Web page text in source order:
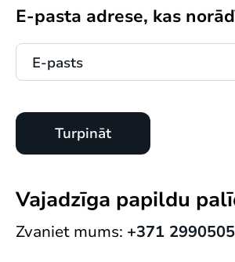
E-pasta adrese, kas
Vajadzīga papildu
Zvaniet mums: +371